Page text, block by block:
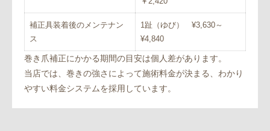
補正具装着後のメンテナン
ス
1趾（ゆび） ¥3,630～
¥4,840
巻き爪補正にかかる期間の目安は個人差があります。
当店では、巻きの強さによって施術料金が決まる、わかり
やすい料金システムを採用しています。